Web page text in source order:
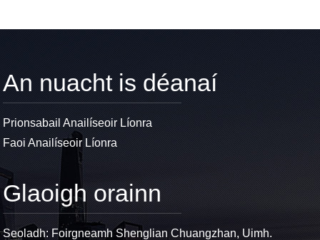
An nuacht is déanaí
Prionsabail Anailíseoir Líonra
Faoi Anailíseoir Líonra
Glaoigh orainn
Seoladh: Foirgneamh Shenglian Chuangzhan, Uimh.